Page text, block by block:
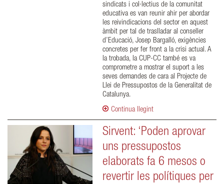
sindicats i col·lectius de la comunitat
educativa es van reunir ahir per abordar
les reivindicacions del sector en aquest
àmbit per tal de traslladar al conseller
d’Educació, Josep Bargalló, exigències
concretes per fer front a la crisi actual. A
la trobada, la CUP-CC també es va
comprometre a mostrar el suport a les
seves demandes de cara al Projecte de
Llei de Pressupostos de la Generalitat de
Catalunya.
Continua llegint
Sirvent: ‘Poden aprovar
uns pressupostos
elaborats fa 6 mesos o
revertir les polítiques per